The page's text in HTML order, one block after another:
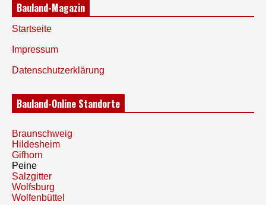
Bauland-Magazin
Startseite
Impressum
Datenschutzerklärung
Bauland-Online Standorte
Braunschweig
Hildesheim
Gifhorn
Peine
Salzgitter
Wolfsburg
Wolfenbüttel